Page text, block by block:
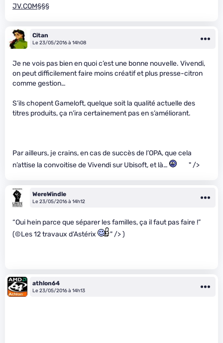
JV.COM§§§
Citan
Le 23/05/2016 à 14h08
Je ne vois pas bien en quoi c’est une bonne nouvelle. Vivendi,
on peut difficilement faire moins créatif et plus presse-citron
comme gestion…
S’ils chopent Gameloft, quelque soit la qualité actuelle des
titres produits, ça n’ira certainement pas en s’améliorant.
Par ailleurs, je crains, en cas de succès de l’OPA, que cela
n’attise la convoitise de Vivendi sur Ubisoft, et là…
" />
WereWindle
Le 23/05/2016 à 14h12
“Oui hein parce que séparer les familles, ça il faut pas faire !”
(©Les 12 travaux d’Astérix
" /> )
athlon64
Le 23/05/2016 à 14h13